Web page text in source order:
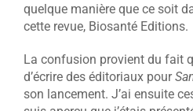
quelque manière que ce soit
cette revue, Biosanté Editions.
La confusion provient du fait
d’écrire des éditoriaux pour
son lancement. J’ai ensuite